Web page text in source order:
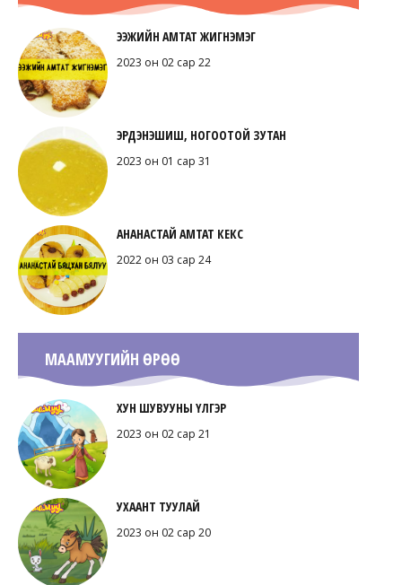
ЭЭЖИЙН АМТАТ ЖИГНЭМЭГ
2023 он 02 сар 22
ЭРДЭНЭШИШ, НОГООТОЙ ЗУТАН
2023 он 01 сар 31
АНАНАСТАЙ АМТАТ КЕКС
2022 он 03 сар 24
МААМУУГИЙН ӨРӨӨ
ХУН ШУВУУНЫ ҮЛГЭР
2023 он 02 сар 21
УХААНТ ТУУЛАЙ
2023 он 02 сар 20